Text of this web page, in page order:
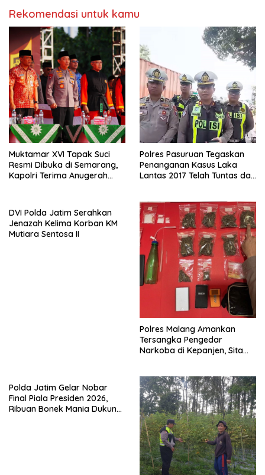
Rekomendasi untuk kamu
Muktamar XVI Tapak Suci
Resmi Dibuka di Semarang,
Kapolri Terima Anugerah
Polres Pasuruan Tegaskan
Penanganan Kasus Laka
Lantas 2017 Telah Tuntas dan
DVI Polda Jatim Serahkan
Jenazah Kelima Korban KM
Mutiara Sentosa II
Polres Malang Amankan
Tersangka Pengedar
Narkoba di Kepanjen, Sita
Polda Jatim Gelar Nobar
Final Piala Presiden 2026,
Ribuan Bonek Mania Dukung